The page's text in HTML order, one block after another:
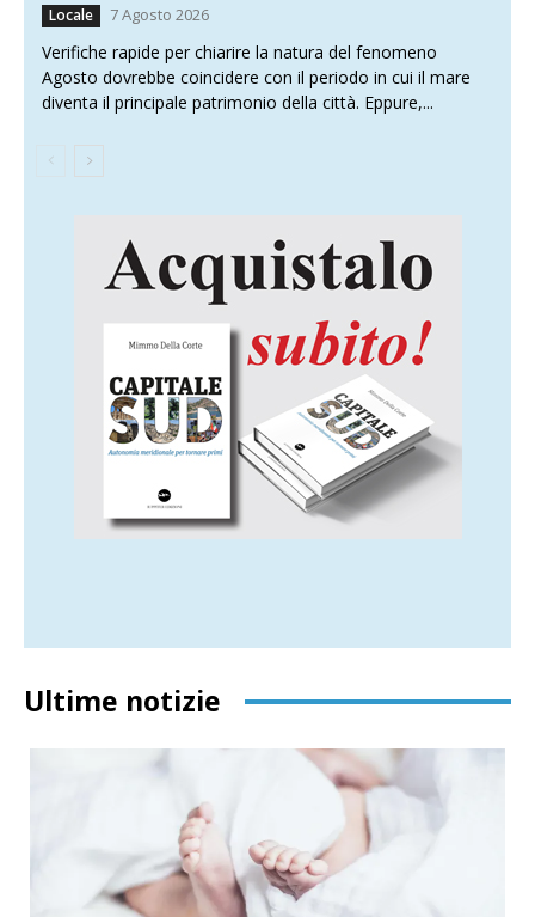
Locale 7 Agosto 2026
Verifiche rapide per chiarire la natura del fenomeno
Agosto dovrebbe coincidere con il periodo in cui il mare
diventa il principale patrimonio della città. Eppure,...
Ultime notizie